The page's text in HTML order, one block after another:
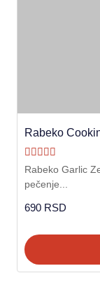
Rabeko
Ocenjeno sa
od 5
Rabeko Garlic
pečenje...
690 RSD